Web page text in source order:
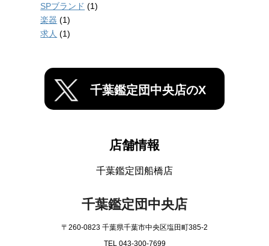
SPブランド (1)
楽器 (1)
求人 (1)
千葉鑑定団中央店のX
店舗情報
千葉鑑定団船橋店
千葉鑑定団中央店
〒260-0823 千葉県千葉市中央区塩田町385-2
TEL 043-300-7699